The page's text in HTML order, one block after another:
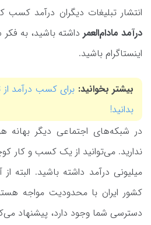
انتشار تبلیغات دیگران درآمد کسب
درآمد مادام‌العمر داشته باشید، به
اینستاگرام باشید.
بیشتر بخوانید: برای کسب درآمد از
بدانید!
در شبکه‌های اجتماعی دیگر بهانه
ندارید. می‌توانید از یک کسب و
میلیونی درآمد داشته باشید. البته
کشور ایران با محدودیت مواجه
دسترسی شما وجود دارد، پیشنهاد